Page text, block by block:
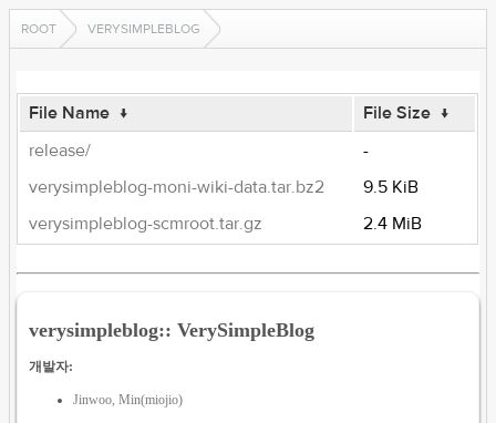
ROOT VERYSIMPLEBLOG
File Name ↓ File Size ↓
release/
-
verysimpleblog-moni-wiki-data.tar.bz2
9.5 KiB
verysimpleblog-scmroot.tar.gz
2.4 MiB
verysimpleblog:: VerySimpleBlog
개발자:
Jinwoo, Min(miojio)